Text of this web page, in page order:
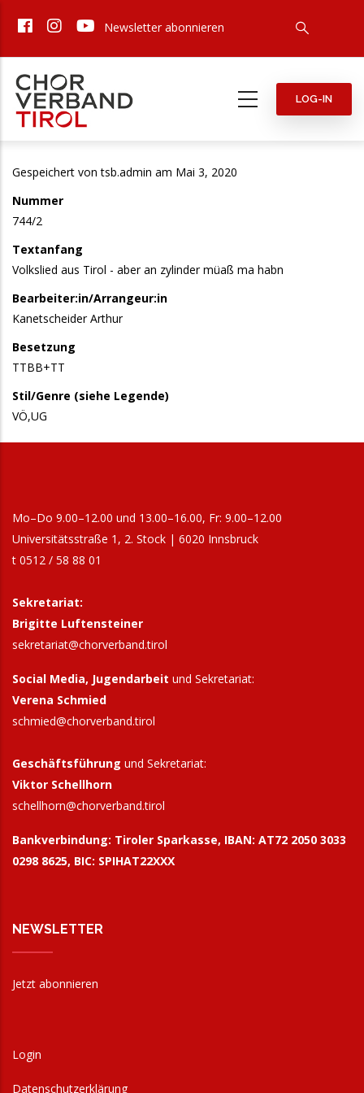
zum
Newsletter abonnieren
LOG-IN
Gespeichert vontsb.admin am Mai 3, 2020
Nummer
744/2
Textanfang
Volkslied aus Tirol - aber an zylinder müaß ma habn
Bearbeiter:in/Arrangeur:in
Kanetscheider Arthur
Besetzung
TTBB+TT
Stil/Genre (siehe Legende)
VÖ,UG
Mo–Do 9.00–12.00 und 13.00–16.00, Fr: 9.00–12.00
Universitätsstraße 1, 2. Stock | 6020 Innsbruck
t 0512 / 58 88 01
Sekretariat:
Brigitte Luftensteiner
sekretariat@chorverband.tirol
Social Media, Jugendarbeit und Sekretariat:
Verena Schmied
schmied@chorverband.tirol
Geschäftsführung und Sekretariat:
Viktor Schellhorn
schellhorn@chorverband.tirol
Bankverbindung: Tiroler Sparkasse, IBAN: AT72 2050 3033
0298 8625, BIC: SPIHAT22XXX
NEWSLETTER
Jetzt abonnieren
Login
Datenschutzerklärung